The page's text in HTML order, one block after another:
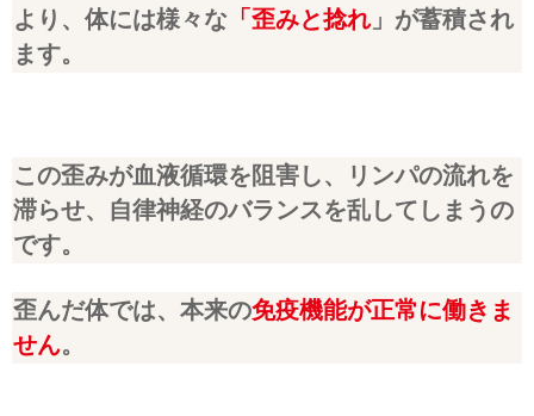
より、体には様々な 「歪みと捻れ」が蓄積され
ます。
この歪みが血液循環を阻害し、リンパの流れを
滞らせ、自律神経のバランスを乱してしまうの
です。
歪んだ体では、本来の免疫機能が正常に働きま
せん。